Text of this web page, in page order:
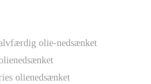
olie-nedsænket
olienedsænket